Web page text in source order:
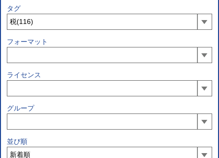
タグ
フォーマット
ライセンス
グループ
並び順